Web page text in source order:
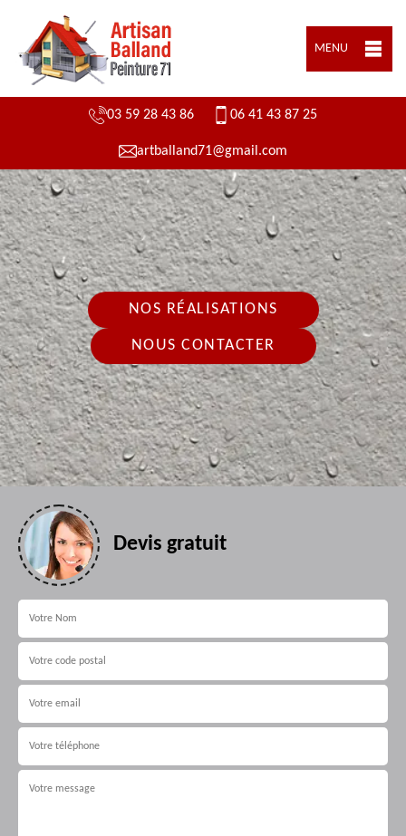
MENU
03 59 28 43 86 06 41 43 87 25
artballand71@gmail.com
NOS RÉALISATIONS
NOUS CONTACTER
Devis gratuit